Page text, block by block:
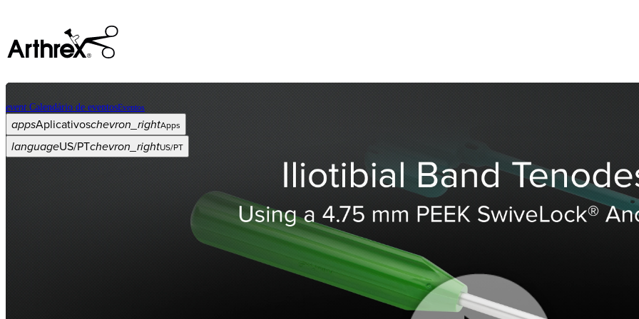
event Calendário de eventosEventos
appsAplicativoschevron_rightApps
languageUS/PTchevron_rightUS/PT
chevron_right
arrow_drop_down chevron_right
chevron_right